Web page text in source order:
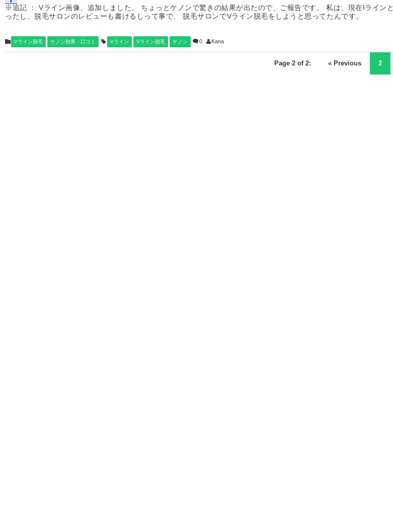
※追記 ： Vライン画像、追加しました。 ちょっとケノンで驚きの結果が出たので、ご報告です。 私は、現在Iライ
ったし、脱毛サロンのレビューも書けるしって事で、 脱毛サロンでVライン脱毛をしようと思ってたんです。
Vライン脱毛 ケノン効果・口コミ Vライン Vライン脱毛 ケノン 0 Kana
Page 2 of 2: « Previous 2